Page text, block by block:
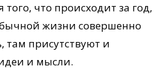
того, что происходит за год,
жизни совершенно
там присутствуют и
и мысли.